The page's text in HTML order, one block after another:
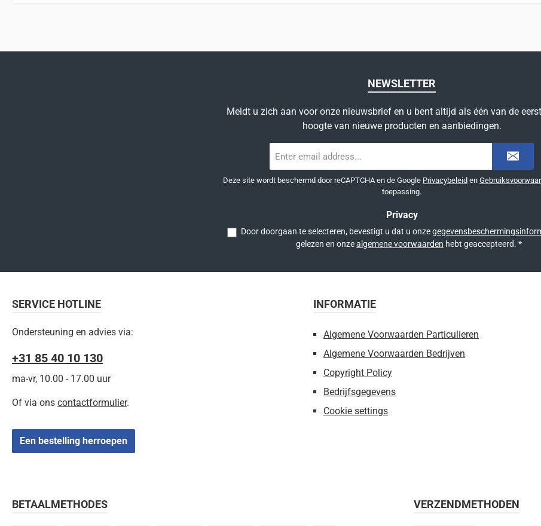
NEWSLETTER
Meldt u zich aan voor onze nieuwsbrief en u bent altijd als één van de
hoogte van nieuwe producten en aanbiedingen.
mailadres
Deze site wordt beschermd door reCAPTCHA en de Google Privacybeleid en
toepassing.
Privacy
Door doorgaan te selecteren, bevestigt u dat u onze
gelezen en onzealgemene voorwaarden hebt geaccepteerd. *
SERVICE HOTLINE
Ondersteuning en advies via:
+31 85 40 10 130
ma-vr, 10.00 - 17.00 uur
Of via ons contactformulier.
Een bestelling herroepen
INFORMATIE
Algemene Voorwaarden Particulieren
Algemene Voorwaarden Bedrijven
Copyright Policy
Bedrijfsgegevens
Cookie settings
BETAALMETHODES VERZENDMETHODEN